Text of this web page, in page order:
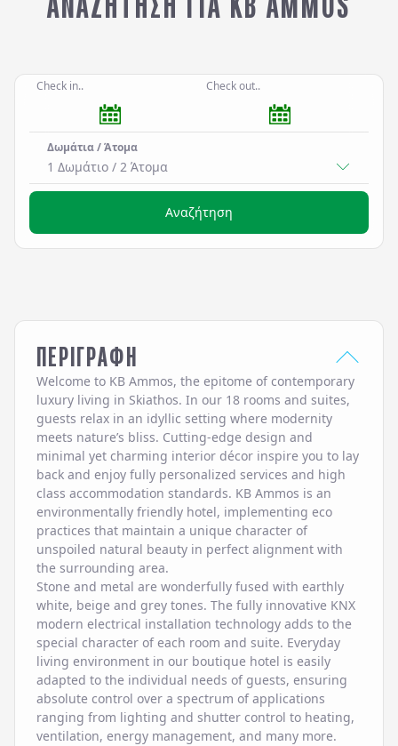
Check in.. Check out..
Δωμάτια / Άτομα
1 Δωμάτιο / 2 Άτομα
Αναζήτηση
ΠΕΡΙΓΡΑΦΗ
Welcome to KB Ammos, the epitome of contemporary
luxury living in Skiathos. In our 18 rooms and suites,
guests relax in an idyllic setting where modernity
meets nature’s bliss. Cutting-edge design and
minimal yet charming interior décor inspire you to lay
back and enjoy fully personalized services and high
class accommodation standards. KB Ammos is an
environmentally friendly hotel, implementing eco
practices that maintain a unique character of
unspoiled natural beauty in perfect alignment with
the surrounding area.
Stone and metal are wonderfully fused with earthly
white, beige and grey tones. The fully innovative KNX
modern electrical installation technology adds to the
special character of each room and suite. Everyday
living environment in our boutique hotel is easily
adapted to the individual needs of guests, ensuring
absolute control over a spectrum of applications
ranging from lighting and shutter control to heating,
ventilation, energy management, and many more.